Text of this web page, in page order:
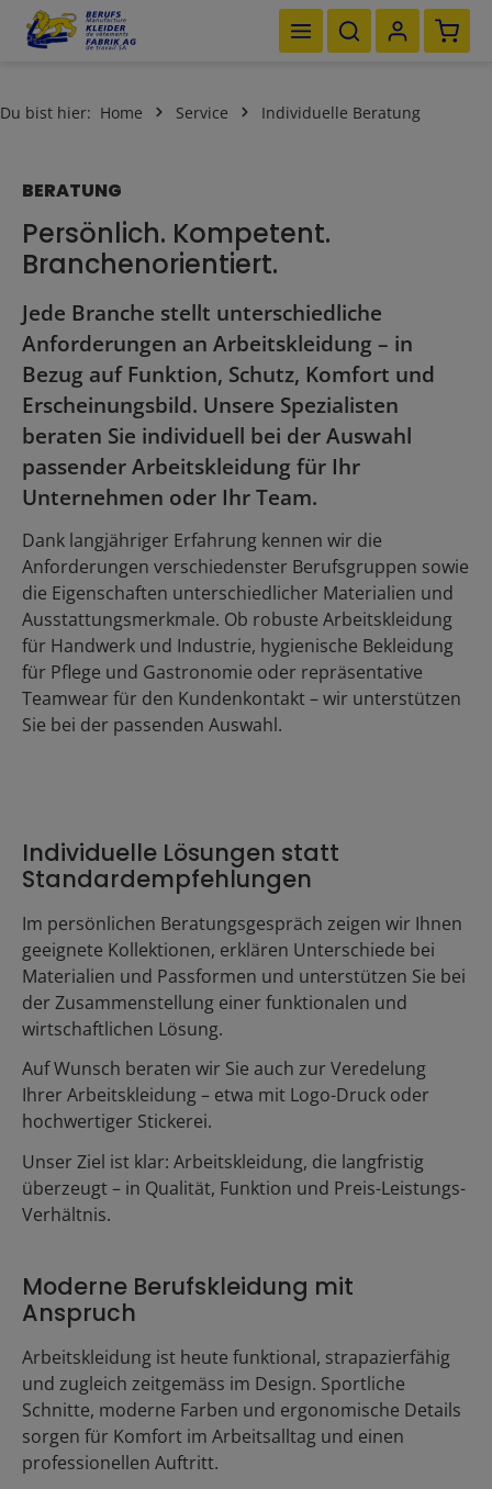
Zum Hauptinhalt springen
Du bist hier: Home Service Individuelle Beratung
BERATUNG
Persönlich. Kompetent.
Branchenorientiert.
Jede Branche stellt unterschiedliche
Anforderungen an Arbeitskleidung – in
Bezug auf Funktion, Schutz, Komfort und
Erscheinungsbild. Unsere Spezialisten
beraten Sie individuell bei der Auswahl
passender Arbeitskleidung für Ihr
Unternehmen oder Ihr Team.
Dank langjähriger Erfahrung kennen wir die
Anforderungen verschiedenster Berufsgruppen sowie
die Eigenschaften unterschiedlicher Materialien und
Ausstattungsmerkmale. Ob robuste Arbeitskleidung
für Handwerk und Industrie, hygienische Bekleidung
für Pflege und Gastronomie oder repräsentative
Teamwear für den Kundenkontakt – wir unterstützen
Sie bei der passenden Auswahl.
Individuelle Lösungen statt
Standardempfehlungen
Im persönlichen Beratungsgespräch zeigen wir Ihnen
geeignete Kollektionen, erklären Unterschiede bei
Materialien und Passformen und unterstützen Sie bei
der Zusammenstellung einer funktionalen und
wirtschaftlichen Lösung.
Auf Wunsch beraten wir Sie auch zur Veredelung
Ihrer Arbeitskleidung – etwa mit Logo-Druck oder
hochwertiger Stickerei.
Unser Ziel ist klar: Arbeitskleidung, die langfristig
überzeugt – in Qualität, Funktion und Preis-Leistungs-
Verhältnis.
Moderne Berufskleidung mit
Anspruch
Arbeitskleidung ist heute funktional, strapazierfähig
und zugleich zeitgemäss im Design. Sportliche
Schnitte, moderne Farben und ergonomische Details
sorgen für Komfort im Arbeitsalltag und einen
professionellen Auftritt.